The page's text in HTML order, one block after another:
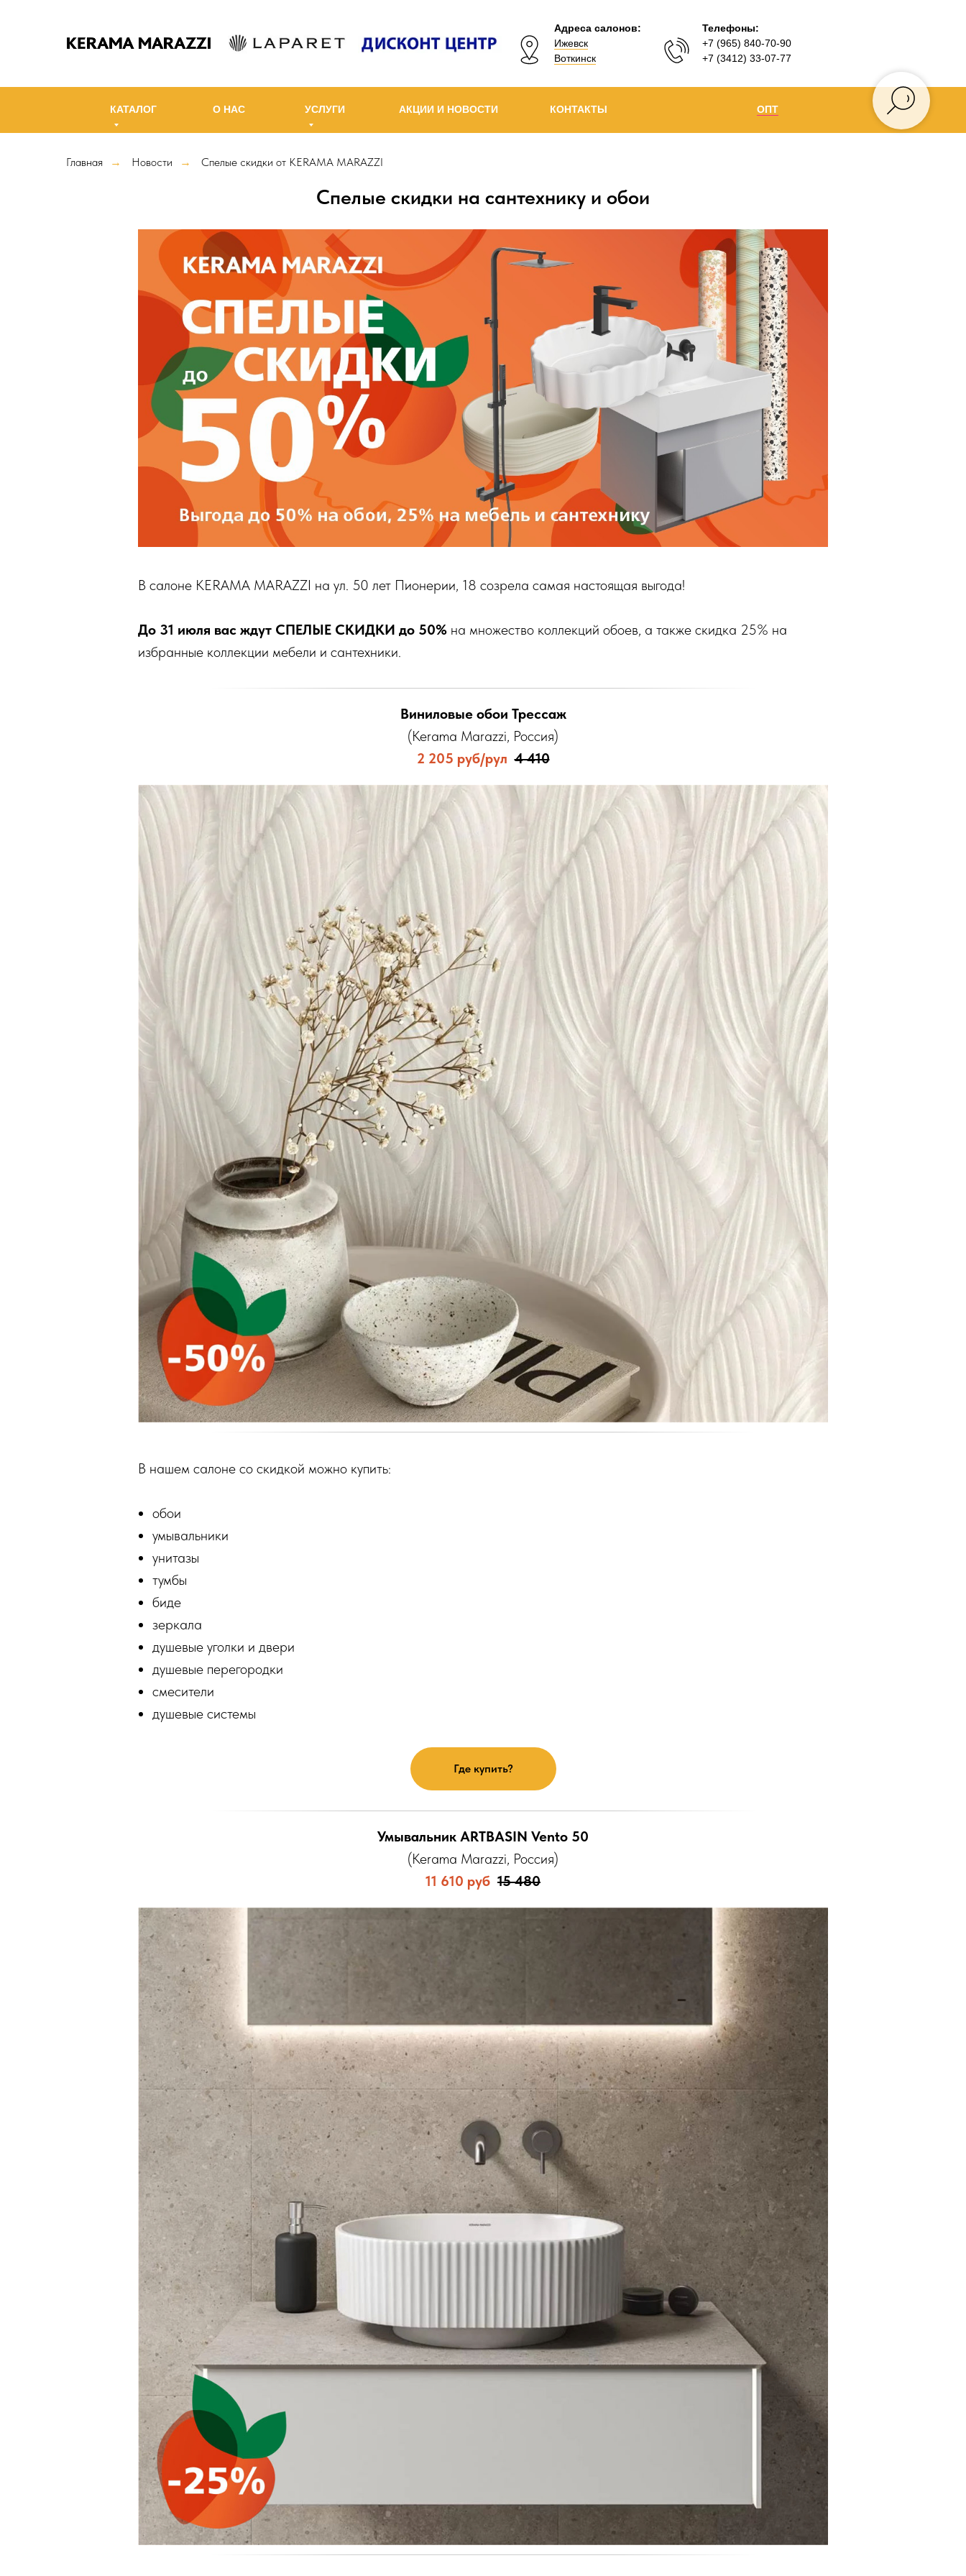
Телефоны:
+7 (965) 840-70-90
+7 (3412) 33-07-77
Адреса салонов:
Ижевск
Воткинск
+7 (965) 840-70-90
КАТАЛОГ О НАС УСЛУГИ АКЦИИ И НОВОСТИ ОПТ
КОНТАКТЫ
Главная → Новости → Спелые скидки от KERAMA MARAZZI
Спелые скидки на сантехнику и обои
В салоне KERAMA MARAZZI на ул. 50 лет Пионерии, 18 созрела самая настоящая выгода!
До 31 июля вас ждут СПЕЛЫЕ СКИДКИ до 50% на множество коллекций обоев, а также скидка 25% на
избранные коллекции мебели и сантехники.
Виниловые обои Трессаж
(Kerama Marazzi, Россия)
2 205 руб/рул 4 410
В нашем салоне со скидкой можно купить:
обои
умывальники
унитазы
тумбы
биде
зеркала
душевые уголки и двери
душевые перегородки
смесители
душевые системы
Где купить?
Умывальник ARTBASIN Vento 50
(Kerama Marazzi, Россия)
11 610 руб 15 480